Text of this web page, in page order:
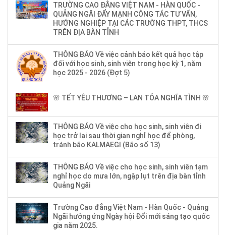
TRƯỜNG CAO ĐẲNG VIỆT NAM - HÀN QUỐC -
QUẢNG NGÃI ĐẨY MẠNH CÔNG TÁC TƯ VẤN,
HƯỚNG NGHIỆP TẠI CÁC TRƯỜNG THPT, THCS
TRÊN ĐỊA BÀN TỈNH
THÔNG BÁO Về việc cảnh báo kết quả học tập
đối với học sinh, sinh viên trong học kỳ 1, năm
học 2025 - 2026 (Đợt 5)
🌸 TẾT YÊU THƯƠNG – LAN TỎA NGHĨA TÌNH 🌸
THÔNG BÁO Về việc cho học sinh, sinh viên đi
học trở lại sau thời gian nghỉ học để phòng,
tránh bão KALMAEGI (Bão số 13)
THÔNG BÁO Về việc cho học sinh, sinh viên tạm
nghỉ học do mưa lớn, ngập lụt trên địa bàn tỉnh
Quảng Ngãi
Trường Cao đẳng Việt Nam - Hàn Quốc - Quảng
Ngãi hưởng ứng Ngày hội Đổi mới sáng tạo quốc
gia năm 2025.